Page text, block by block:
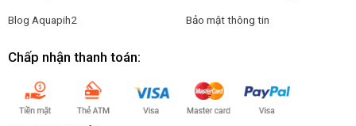
Blog Aquapih2 Bảo mật thông tin
Chấp nhận thanh toán: